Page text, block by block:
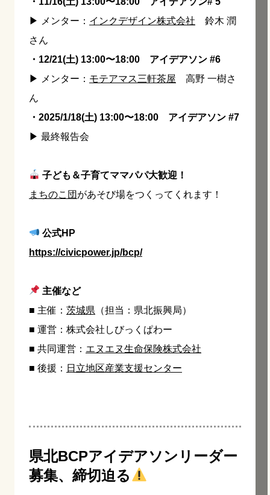
▶︎ メンター： インクデザイン株式会社 鈴木 潤
さん
・12/21(土) 13:00〜18:00 アイデアソン #6
▶︎ メンター： モテアマス三軒茶屋 高野 一樹さ
ん
・2025/1/18(土) 13:00〜18:00 アイデアソン #7
▶︎ 最終報告会
子ども＆子育てママパパ大歓迎！
まちのこ団 があそび場をつくってくれます！
公式HP
https://civicpower.jp/bcp/
主催など
■ 主催 ： 茨城県 （担当：県北振興局）
■ 運営： 株式会社しびっくぱわー
■ 共同運営： エヌエヌ生命保険株式会社
■ 後援： 日立地区産業支援センター
県北BCPアイデアソンリーダー
募集、締切迫る